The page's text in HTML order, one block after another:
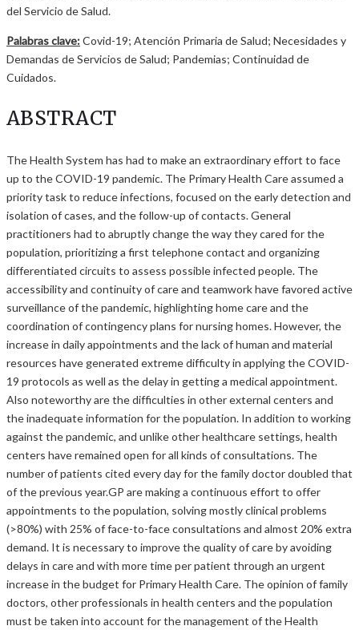
del Servicio de Salud.
Palabras clave:Covid-19; Atención Primaria de Salud; Necesidades y
Demandas de Servicios de Salud; Pandemias; Continuidad de
Cuidados.
ABSTRACT
The Health System has had to make an extraordinary effort to face
up to the COVID-19 pandemic. The Primary Health Care assumed a
priority task to reduce infections, focused on the early detection and
isolation of cases, and the follow-up of contacts. General
practitioners had to abruptly change the way they cared for the
population, prioritizing a first telephone contact and organizing
differentiated circuits to assess possible infected people. The
accessibility and continuity of care and teamwork have favored active
surveillance of the pandemic, highlighting home care and the
coordination of contingency plans for nursing homes. However, the
increase in daily appointments and the lack of human and material
resources have generated extreme difficulty in applying the COVID-
19 protocols as well as the delay in getting a medical appointment.
Also noteworthy are the difficulties in other external centers and
the inadequate information for the population. In addition to working
against the pandemic, and unlike other healthcare settings, health
centers have remained open for all kinds of consultations. The
number of patients cited every day for the family doctor doubled that
of the previous year.GP are making a continuous effort to offer
appointments to the population, solving mostly clinical problems
(>80%) with 25% of face-to-face consultations and almost 20% extra
demand. It is necessary to improve the quality of care by avoiding
delays in care and with more time per patient through an urgent
increase in the budget for Primary Health Care. The opinion of family
doctors, other professionals in health centers and the population
must be taken into account for the management of the Health